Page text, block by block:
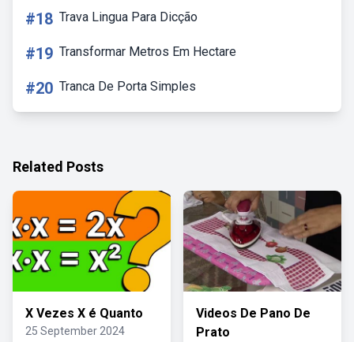
#18 Trava Lingua Para Dicção
#19 Transformar Metros Em Hectare
#20 Tranca De Porta Simples
Related Posts
X Vezes X é Quanto
25 September 2024
Videos De Pano De
Prato